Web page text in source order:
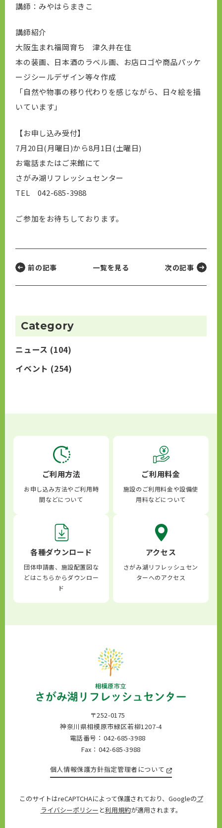
講師：みやはらまきこ
講師紹介
大阪生まれ福岡育ち 津久井在住
本の装画、日本酒のラベル画、お店ロゴや商品パッケ
ージシールデザイン等々作成
「自然や物事の移り代わりを感じながら、日々絵を描
いています」
【お申し込み受付】
7月20日(月曜日)から8月1日(土曜日)
お電話またはご来館にて
さがみ湖リフレッシュセンター
TEL 042-685-3988
ご参加をお待ちしております。
前の記事 一覧を見る 次の記事
Category
ニュース (104)
イベント (254)
ご利用方法
お申し込み方法やご利用時
間などについて
ご利用料金
施設のご利用料金や設備使
用料などについて
各種ダウンロード
団体申請書、施設配置図な
どはこちらからダウンロー
ド
アクセス
さがみ湖リフレッシュセン
ターへのアクセス
〒252-0175
神奈川県相模原市緑区若柳1207-4
電話番号：042-685-3988
Fax：042-685-3988
個人情報保護方針指定管理者について
このサイトはreCAPTCHAによって保護されており、Googleのプ
ライバシーポリシー と利用規約が適用されます。